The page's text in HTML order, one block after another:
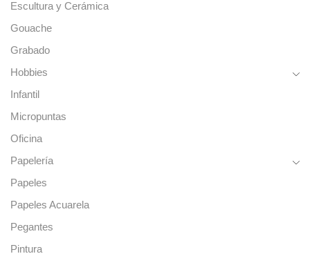
Escultura y Cerámica
Gouache
Grabado
Hobbies
Infantil
Micropuntas
Oficina
Papelería
Papeles
Papeles Acuarela
Pegantes
Pintura